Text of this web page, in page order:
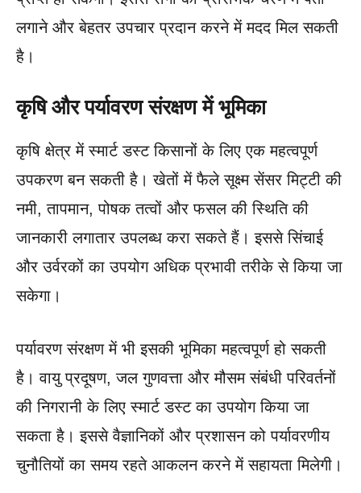
लगाने और बेहतर उपचार प्रदान करने में मदद मिल सकती
है।
कृषि और पर्यावरण संरक्षण में भूमिका
कृषि क्षेत्र में स्मार्ट डस्ट किसानों के लिए एक महत्वपूर्ण
उपकरण बन सकती है। खेतों में फैले सूक्ष्म सेंसर मिट्टी की
नमी, तापमान, पोषक तत्वों और फसल की स्थिति की
जानकारी लगातार उपलब्ध करा सकते हैं। इससे सिंचाई
और उर्वरकों का उपयोग अधिक प्रभावी तरीके से किया जा
सकेगा।
पर्यावरण संरक्षण में भी इसकी भूमिका महत्वपूर्ण हो सकती
है। वायु प्रदूषण, जल गुणवत्ता और मौसम संबंधी परिवर्तनों
की निगरानी के लिए स्मार्ट डस्ट का उपयोग किया जा
सकता है। इससे वैज्ञानिकों और प्रशासन को पर्यावरणीय
चुनौतियों का समय रहते आकलन करने में सहायता मिलेगी।